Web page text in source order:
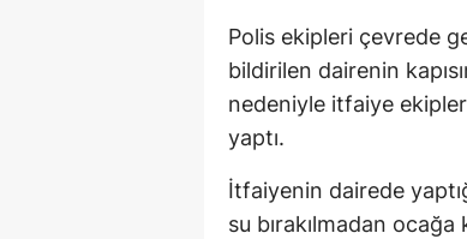
Polis ekipleri çevrede
bildirilen dairenin
nedeniyle itfaiye
yaptı.
İtfaiyenin dairede
su bırakılmadan